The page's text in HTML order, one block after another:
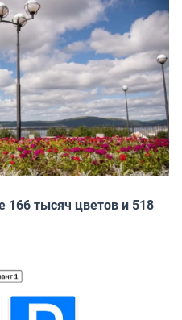
тысяч цветов и 518